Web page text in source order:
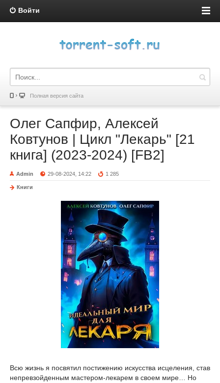
Войти
Полная версия сайта
Олег Сапфир, Алексей
Ковтунов | Цикл "Лекарь" [21
книга] (2023-2024) [FB2]
Admin 29-08-2024, 14:22 1 285
Книги
Всю жизнь я посвятил постижению искусства исцеления, став
непревзойденным мастером-лекарем в своем мире… Но